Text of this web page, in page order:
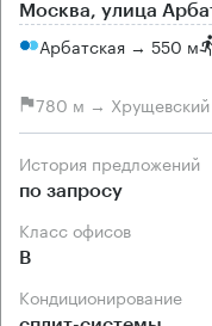
Москва, улица
Арбатская → 550 м
780 м → Хрущевский
История предложений
по запросу
Класс офисов
B
Кондиционирование